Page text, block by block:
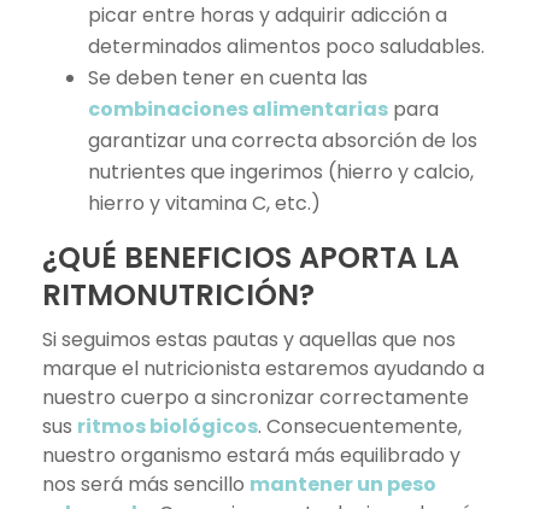
picar entre horas y adquirir adicción a
determinados alimentos poco saludables.
Se deben tener en cuenta las
combinaciones alimentariaspara
garantizar una correcta absorción de los
nutrientes que ingerimos (hierro y calcio,
hierro y vitamina C, etc.)
¿QUÉ BENEFICIOS APORTA LA
RITMONUTRICIÓN?
Si seguimos estas pautas y aquellas que nos
marque el nutricionista estaremos ayudando a
nuestro cuerpo a sincronizar correctamente
sus ritmos biológicos. Consecuentemente,
nuestro organismo estará más equilibrado y
nos será más sencillo mantener un peso